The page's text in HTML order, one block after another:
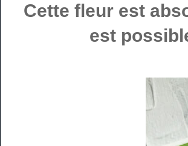
Cette fleur est
est